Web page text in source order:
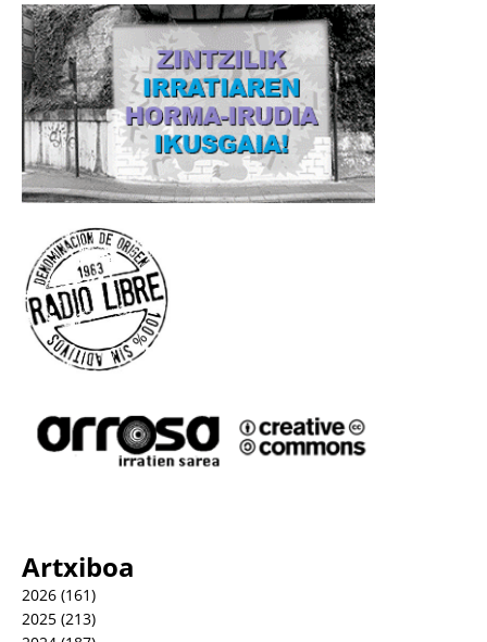
Artxiboa
2026 (161)
2025 (213)